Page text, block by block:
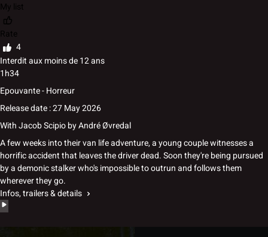
My list
Rate
4
Interdit aux moins de 12 ans
1h34
Epouvante - Horreur
Release date : 27 May 2026
WithJacob ScipiobyAndré Øvredal
A few weeks into their van life adventure, a young couple witnesses a
horrific accident that leaves the driver dead. Soon they're being pursued
by a demonic stalker who's impossible to outrun and follows them
wherever they go.
Infos, trailers & details